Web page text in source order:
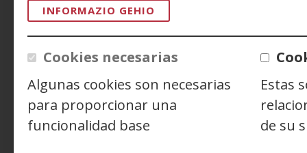
INFORMAZIO GEHIO
Cookies necesarias
Algunas cookies son necesarias
para proporcionar una
funcionalidad base
Estas
de su
ACCESIBILIDAD
CONTACTO
Siguenos en: Twitter
(Ireki
leiho
berrian)
(Ireki
leiho